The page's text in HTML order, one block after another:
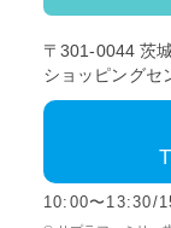
〒301-0044 茨
ショッピングセ
10:00〜13:30/